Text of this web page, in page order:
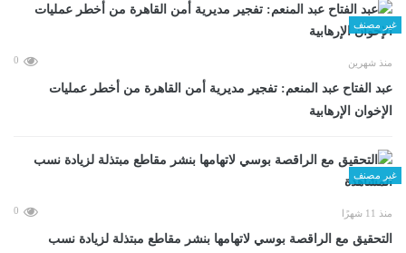
غير مصنف
منذ شهرين 0
عبد الفتاح عبد المنعم: تفجير مديرية أمن القاهرة من أخطر عمليات
الإخوان الإرهابية
غير مصنف
منذ 11 شهرًا 0
التحقيق مع الراقصة بوسي لاتهامها بنشر مقاطع مبتذلة لزيادة نسب